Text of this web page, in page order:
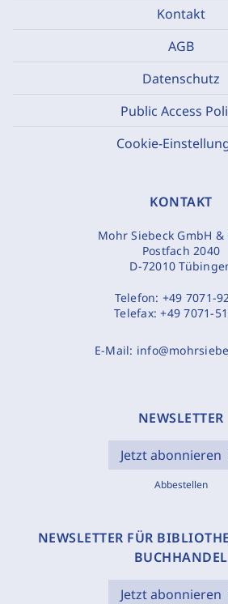
Kontakt
AGB
Datenschutz
Public Access
Cookie-
KONTAKT
Mohr Siebeck GmbH &
Postfach 2040
D-72010
Telefon: +49 7071-
Telefax:+49 7071-
E-Mail:
NEWSLETTER
Jetzt abonnieren
Abbestellen
NEWSLETTER FÜR
BUCHHANDEL
Jetzt abonnieren